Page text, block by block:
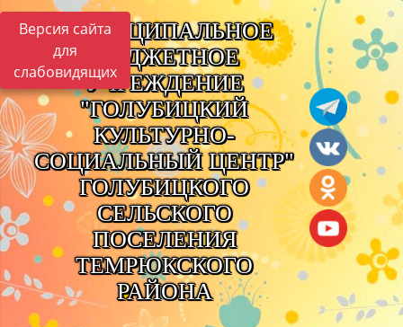
Версия сайта
для
слабовидящих
МУНИЦИПАЛЬНОЕ
БЮДЖЕТНОЕ
УЧРЕЖДЕНИЕ
"ГОЛУБИЦКИЙ
КУЛЬТУРНО-
СОЦИАЛЬНЫЙ ЦЕНТР"
ГОЛУБИЦКОГО
СЕЛЬСКОГО
ПОСЕЛЕНИЯ
ТЕМРЮКСКОГО
РАЙОНА